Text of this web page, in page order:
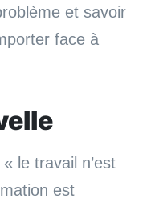
et savoir
face à
le travail n’est
est